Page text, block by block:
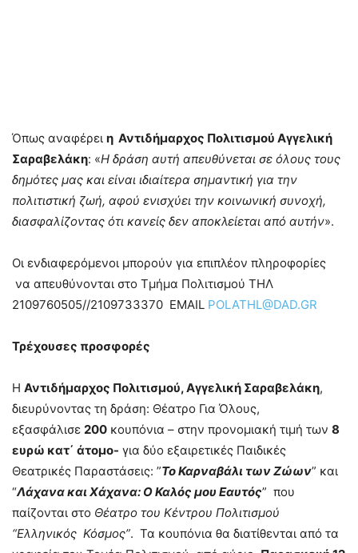
Όπως αναφέρει η Αντιδήμαρχος Πολιτισμού Αγγελική
Σαραβελάκη: «Η δράση αυτή απευθύνεται σε όλους τους
δημότες μας και είναι ιδιαίτερα σημαντική για την
πολιτιστική ζωή, αφού ενισχύει την κοινωνική συνοχή,
διασφαλίζοντας ότι κανείς δεν αποκλείεται από αυτήν».
Οι ενδιαφερόμενοι μπορούν για επιπλέον πληροφορίες
να απευθύνονται στο Τμήμα Πολιτισμού ΤΗΛ
2109760505//2109733370 EMAIL POLATHL@DAD.GR
Τρέχουσες προσφορές
Η Αντιδήμαρχος Πολιτισμού, Αγγελική Σαραβελάκη,
διευρύνοντας τη δράση: Θέατρο Για Όλους,
εξασφάλισε 200 κουπόνια – στην προνομιακή τιμή των 8
ευρώ κατ΄ άτομο- για δύο εξαιρετικές Παιδικές
Θεατρικές Παραστάσεις: ”Το Καρναβάλι των Ζώων” και
“Λάχανα και Χάχανα: Ο Καλός μου Εαυτός” που
παίζονται στο Θέατρο του Κέντρου Πολιτισμού
“Ελληνικός Κόσμος”. Τα κουπόνια θα διατίθενται από τα